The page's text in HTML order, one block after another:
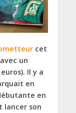
cet
un
Il y a
en
en
lancer son